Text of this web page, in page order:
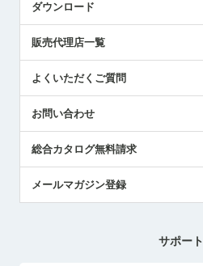
社員ブログ
中小企業のBCP地震対策
センサのテクニカルガイド
社長ブログ
ダウンロード
販売代理店一覧
よくいただくご質問
お問い合わせ
総合カタログ無料請求
メールマガジン登録
サポート